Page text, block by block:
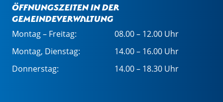
Öffnungszeiten in der
Gemeindeverwaltung
Montag – Freitag:
08.00 – 12.00 Uhr
Montag, Dienstag:
14.00 – 16.00 Uhr
Donnerstag:
14.00 – 18.30 Uhr